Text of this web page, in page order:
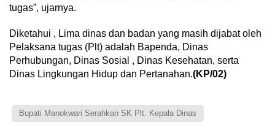
tugas”, ujarnya.
Diketahui , Lima dinas dan badan yang masih dijabat oleh
Pelaksana tugas (Plt) adalah Bapenda, Dinas
Perhubungan, Dinas Sosial , Dinas Kesehatan, serta
Dinas Lingkungan Hidup dan Pertanahan.(KP/02)
Bupati Manokwari Serahkan SK Plt. Kepala Dinas